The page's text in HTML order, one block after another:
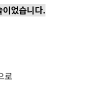
었습니다.
로